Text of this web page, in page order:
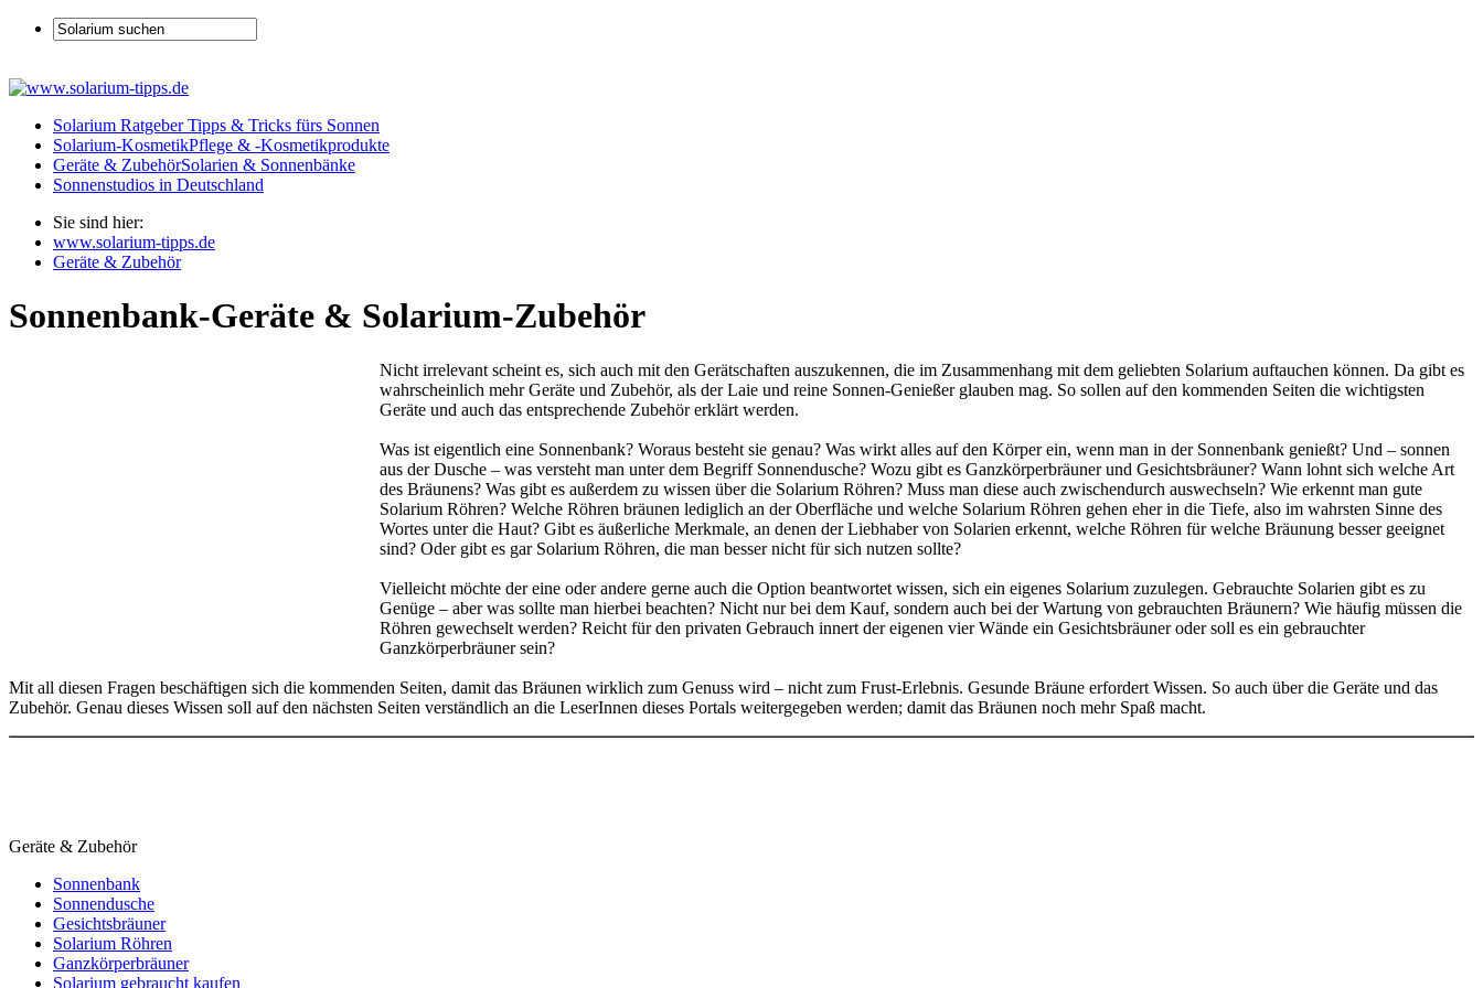
Solarium RatgeberTipps & Tricks fürs Sonnen
Solarium-KosmetikPflege & -Kosmetikprodukte
Geräte & ZubehörSolarien & Sonnenbänke
Sonnenstudios in Deutschland
Sie sind hier:
www.solarium-tipps.de
Geräte & Zubehör
Sonnenbank-Geräte & Solarium-Zubehör
Nicht irrelevant scheint es, sich auch mit den Gerätschaften auszukennen, die im Zusammenhang mit dem geliebten Solarium auftauchen können. Da gibt es
wahrscheinlich mehr Geräte und Zubehör, als der Laie und reine Sonnen-Genießer glauben mag. So sollen auf den kommenden Seiten die wichtigsten
Geräte und auch das entsprechende Zubehör erklärt werden.
Was ist eigentlich eine Sonnenbank? Woraus besteht sie genau? Was wirkt alles auf den Körper ein, wenn man in der Sonnenbank genießt? Und – sonnen
aus der Dusche – was versteht man unter dem Begriff Sonnendusche? Wozu gibt es Ganzkörperbräuner und Gesichtsbräuner? Wann lohnt sich welche Art
des Bräunens? Was gibt es außerdem zu wissen über die Solarium Röhren? Muss man diese auch zwischendurch auswechseln? Wie erkennt man gute
Solarium Röhren? Welche Röhren bräunen lediglich an der Oberfläche und welche Solarium Röhren gehen eher in die Tiefe, also im wahrsten Sinne des
Wortes unter die Haut? Gibt es äußerliche Merkmale, an denen der Liebhaber von Solarien erkennt, welche Röhren für welche Bräunung besser geeignet
sind? Oder gibt es gar Solarium Röhren, die man besser nicht für sich nutzen sollte?
Vielleicht möchte der eine oder andere gerne auch die Option beantwortet wissen, sich ein eigenes Solarium zuzulegen. Gebrauchte Solarien gibt es zu
Genüge – aber was sollte man hierbei beachten? Nicht nur bei dem Kauf, sondern auch bei der Wartung von gebrauchten Bräunern? Wie häufig müssen die
Röhren gewechselt werden? Reicht für den privaten Gebrauch innert der eigenen vier Wände ein Gesichtsbräuner oder soll es ein gebrauchter
Ganzkörperbräuner sein?
Mit all diesen Fragen beschäftigen sich die kommenden Seiten, damit das Bräunen wirklich zum Genuss wird – nicht zum Frust-Erlebnis. Gesunde Bräune erfordert Wissen. So auch über die Geräte und das
Zubehör. Genau dieses Wissen soll auf den nächsten Seiten verständlich an die LeserInnen dieses Portals weitergegeben werden; damit das Bräunen noch mehr Spaß macht.
Geräte & Zubehör
Sonnenbank
Sonnendusche
Gesichtsbräuner
Solarium Röhren
Ganzkörperbräuner
Solarium gebraucht kaufen